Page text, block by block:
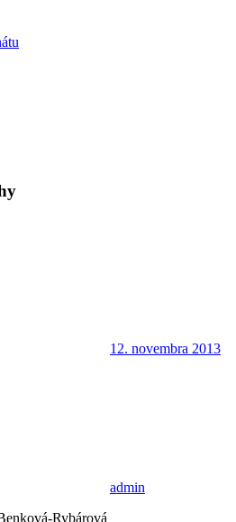
12. novembra 2013
admin
Rybárová